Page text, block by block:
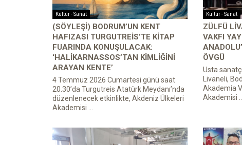
Kültür - Sanat
(SÖYLEŞI) BODRUM’UN KENT
HAFIZASI TURGUTREIS’TE KITAP
FUARINDA KONUŞULACAK:
‘HALIKARNASSOS’TAN KIMLIĞINI
ARAYAN KENTE’
4 Temmuz 2026 Cumartesi günü saat
20.30’da Turgutreis Atatürk Meydanı’nda
düzenlenecek etkinlikte, Akdeniz Ülkeleri
Akademisi ...
Kültür - Sanat
ZÜLFÜ
VAKFI
ÖVGÜ
Usta
Livaneli,
Akademia
Akademisi ...